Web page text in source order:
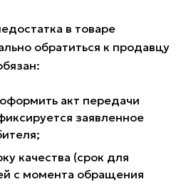
в товаре
обратиться к продавцу
акт передачи
заявленное
качества (срок для
с момента обращения